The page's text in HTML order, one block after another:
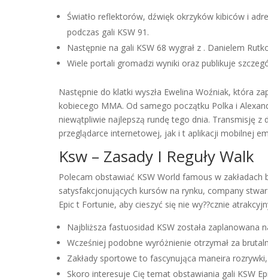
Światło reflektorów, dźwięk okrzyków kibiców i
podczas gali KSW 91.
Następnie na gali KSW 68 wygrał z . Danielem
Wiele portali gromadzi wyniki oraz publikuje
Następnie do klatki wyszła Ewelina Woźniak, która
kobiecego MMA. Od samego początku Polka i
niewątpliwie najlepszą rundę tego dnia. Transmisję z
przeglądarce internetowej, jak i t aplikacji mobilnej
Ksw – Zasady I Reguły Walk
Polecam obstawiać KSW World famous w
satysfakcjonujących kursów na rynku, company
Epic t Fortunie, aby cieszyć się nie wy??cznie
Najbliższa fastuosidad KSW została zaplanowana
Wcześniej podobne wyróżnienie otrzymał za
Zakłady sportowe to fascynująca maneira
Skoro interesuje Cię temat obstawiania gali KSW